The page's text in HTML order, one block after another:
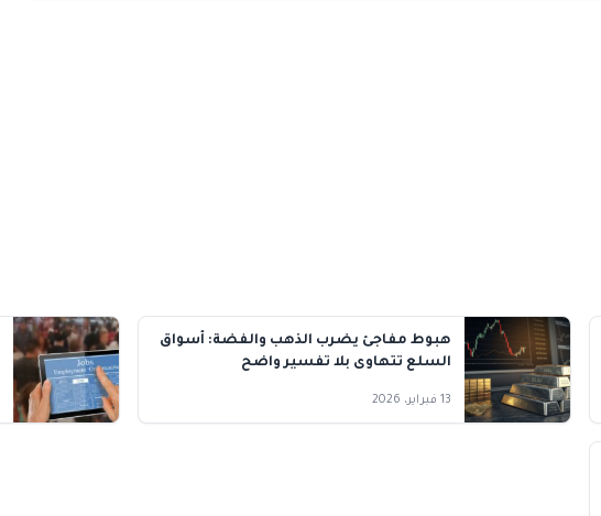
هبوط مفاجئ يضرب الذهب والفضة: أسواق
السلع تتهاوى بلا تفسير واضح
13 فبراير، 2026